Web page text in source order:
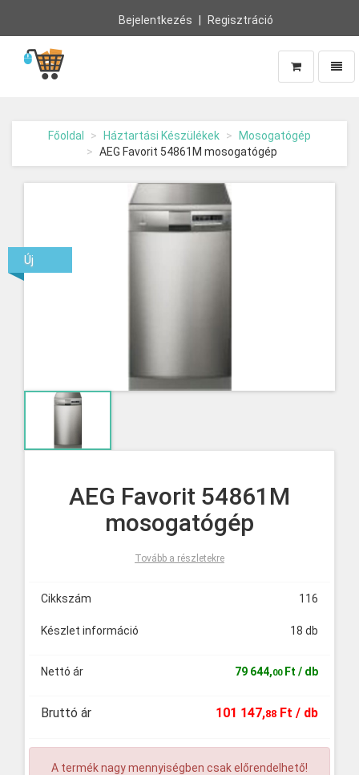
Bejelentkezés Regisztráció
Főoldal Háztartási Készülékek
Mosogatógép
AEG Favorit 54861M mosogatógép
Új
AEG Favorit 54861M
mosogatógép
Tovább a részletekre
Cikkszám 116
Készlet információ 18 db
Nettó ár 79 644,00 Ft / db
Bruttó ár 101 147,88 Ft / db
A termék nagy mennyiségben csak előrendelhető!